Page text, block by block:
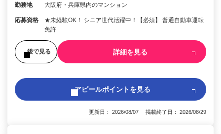
勤務地 大阪府・兵庫県内のマンション
応募資格
★未経験OK！ シニア世代活躍中！【必須】 普通自動車運転
免許
後で見る 詳細を見る
アピールポイントを見る
更新日： 2026/08/07 掲載終了日： 2026/08/29